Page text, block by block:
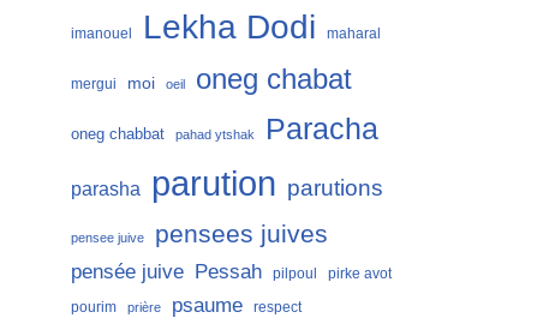
imanouel Lekha Dodi maharal
mergui moi oeil oneg chabat
oneg chabbat pahad ytshak Paracha
parasha parution parutions
pensee juive pensees juives
pensée juive Pessah pilpoul
pirke avot
pourim
prière psaume respect